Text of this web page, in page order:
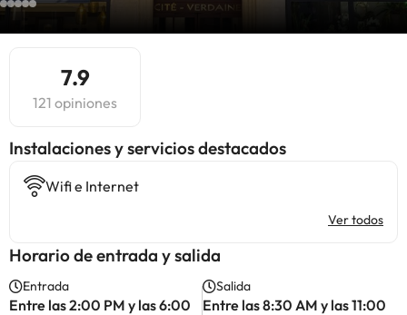
7.9
121 opiniones
Instalaciones y servicios destacados
Wifi e Internet
Ver todos
Horario de entrada y salida
Entrada
Entre las 2:00 PM y las 6:00
Salida
Entre las 8:30 AM y las 11:00